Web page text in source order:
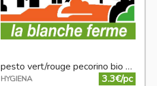
pesto vert/rouge pecorino bio 130 g
HYGIENA
3.3€/pc